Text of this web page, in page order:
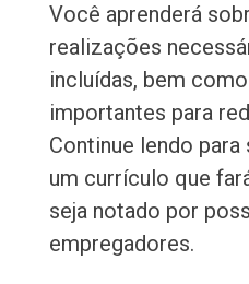
Você aprenderá
realizações
incluídas, bem
importantes para
Continue lendo
um currículo que
seja notado por
empregadores.